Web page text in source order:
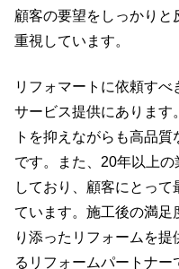
顧客の要望をしっかりと
重視しています。
リフォマートに依頼す
サービス提供にあります
トを抑えながらも高品
です。また、20年以上
しており、顧客にとっ
ています。施工後の満足
り添ったリフォームを
るリフォームパートナー